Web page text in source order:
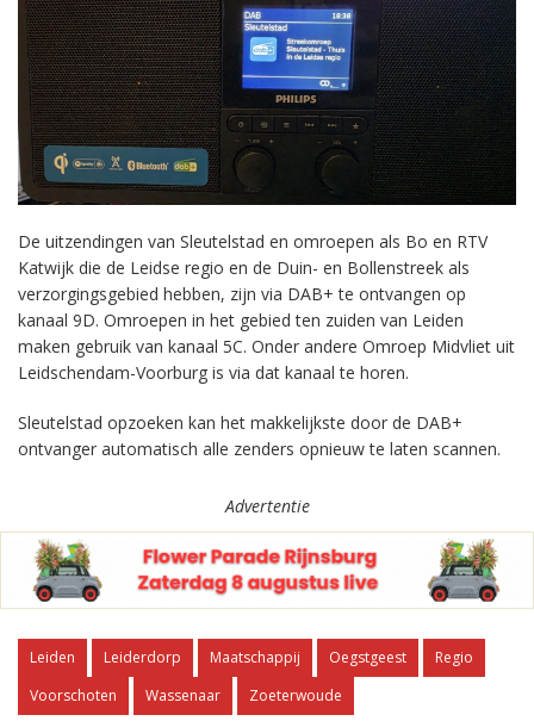
De uitzendingen van Sleutelstad en omroepen als Bo en RTV
Katwijk die de Leidse regio en de Duin- en Bollenstreek als
verzorgingsgebied hebben, zijn via DAB+ te ontvangen op
kanaal 9D. Omroepen in het gebied ten zuiden van Leiden
maken gebruik van kanaal 5C. Onder andere Omroep Midvliet uit
Leidschendam-Voorburg is via dat kanaal te horen.
Sleutelstad opzoeken kan het makkelijkste door de DAB+
ontvanger automatisch alle zenders opnieuw te laten scannen.
Advertentie
Leiden Leiderdorp Maatschappij Oegstgeest
Regio
Voorschoten
Wassenaar Zoeterwoude